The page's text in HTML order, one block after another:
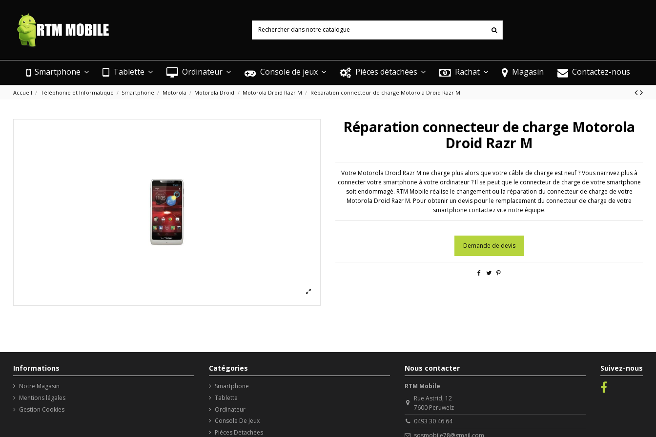
Smartphone Tablette Ordinateur Console de jeux Pièces détachées Rachat Magasin Contactez-nous
Accueil Téléphonie et Informatique Smartphone Motorola Motorola Droid Motorola Droid Razr M Réparation connecteur de charge Motorola Droid Razr M
Réparation connecteur de charge Motorola
Droid Razr M
Votre Motorola Droid Razr M ne charge plus alors que votre câble de charge est neuf ? Vous narrivez plus à
connecter votre smartphone à votre ordinateur ? Il se peut que le connecteur de charge de votre smartphone
soit endommagé. RTM Mobile réalise le changement ou la réparation du connecteur de charge de votre
Motorola Droid Razr M. Pour obtenir un devis pour le remplacement du connecteur de charge de votre
smartphone contactez vite notre équipe.
Demande de devis
Informations
Notre Magasin
Mentions légales
Gestion Cookies
Catégories
Smartphone
Tablette
Ordinateur
Console De Jeux
Pièces Détachées
Nous contacter
RTM Mobile
Rue Astrid, 12
7600 Peruwelz
0493 30 46 64
sosmobile78@gmail.com
Suivez-nous